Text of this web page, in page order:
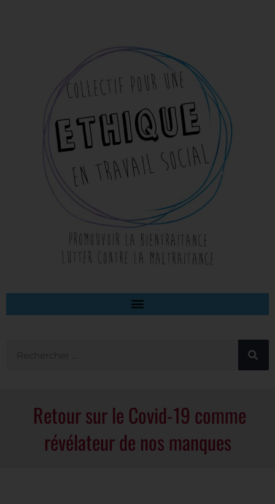
Retour sur le Covid-19 comme
révélateur de nos manques